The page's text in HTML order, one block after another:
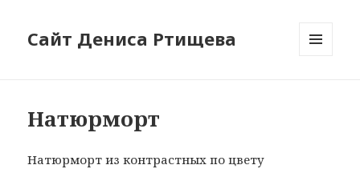
Сайт Дениса Ртищева
Натюрморт
Натюрморт из контрастных по цвету